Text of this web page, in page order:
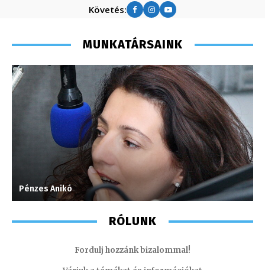
Követés:
MUNKATÁRSAINK
Pénzes Anikó
RÓLUNK
Fordulj hozzánk bizalommal!